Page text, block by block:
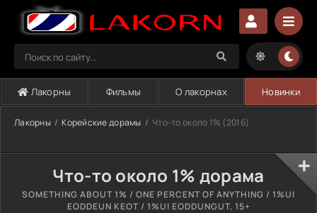
Лакорны Фильмы О лакорнах Новинки
Лакорны Корейские дорамы Что-то около 1% (2016)
Что-то около 1% дорама
SOMETHING ABOUT 1% / ONE PERCENT OF ANYTHING / 1%UI
EODDEUN KEOT / 1%UI EODDUNGUT, 15+